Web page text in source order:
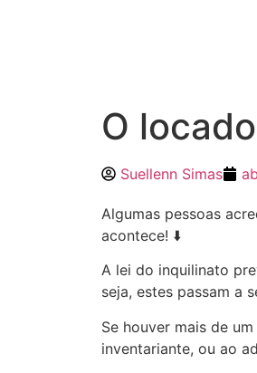
O
Suellenn Simas
Algumas pessoas
acontece! ⬇️
A lei do inquilinato
seja, estes passam a
Se houver mais de
inventariante, ou ao